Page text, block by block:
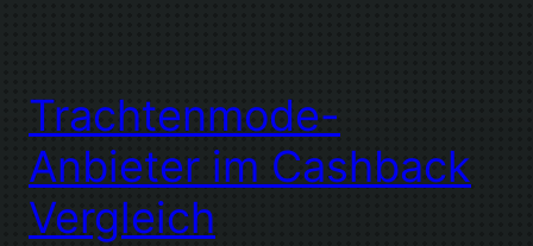
Trachtenmode-
Anbieter im Cashback
Vergleich